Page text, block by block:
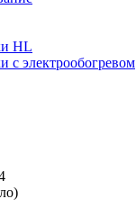
HL
с электрообогревом